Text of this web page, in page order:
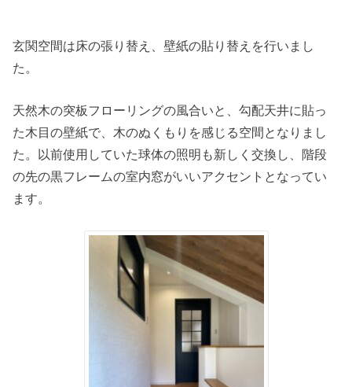
玄関空間は床の張り替え、壁紙の貼り替えを行いまし
た。
天然木の突板フローリングの風合いと、勾配天井に貼っ
た木目の壁紙で、木のぬくもりを感じる空間となりまし
た。以前使用していた球体の照明も新しく交換し、階段
の先の黒フレームの室内窓がいいアクセントとなってい
ます。